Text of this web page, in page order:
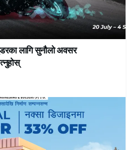
लागि सुनौलो अवसर